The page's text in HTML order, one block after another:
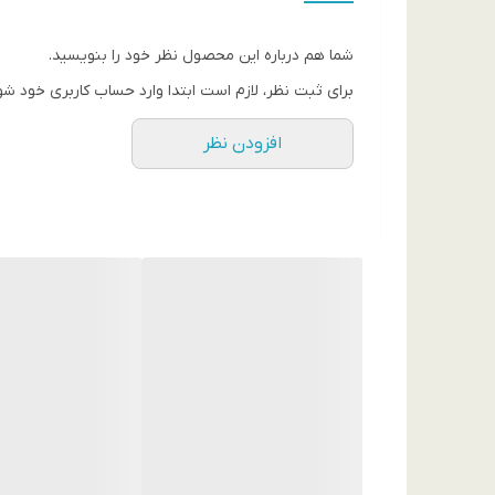
شما هم درباره این محصول نظر خود را بنویسید.
برای ثبت نظر، لازم است ابتدا وارد حساب کاربری خود
افزودن نظر